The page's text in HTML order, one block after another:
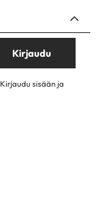
Kirjaudu
Kirjaudu sisään ja